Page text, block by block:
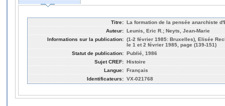
Titre: La formation de la pensée anarchiste
Auteur: Leunis, Eric R.; Neyts, Jean-Marie
Informations sur la publication: (1-2 février 1985: Bruxelles), Elisée
le 1 et 2 février 1985, page (139-151)
Statut de publication: Publié, 1986
Sujet CREF: Histoire
Langue: Français
Identificateurs: VX-021768